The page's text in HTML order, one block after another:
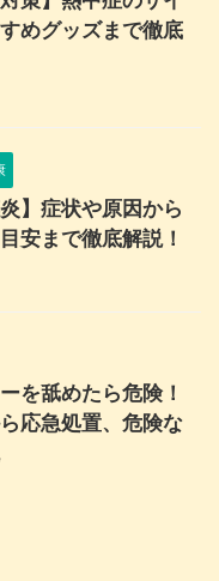
めグッズまで徹底
炎】症状や原因から
安まで徹底解説！
を舐めたら危険！
応急処置、危険な